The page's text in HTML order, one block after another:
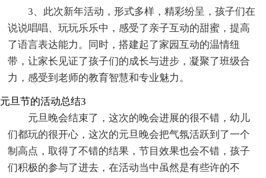
3、此次新年活动，形式多样，精彩纷呈，孩子们在
说说唱唱、玩玩乐乐中，感受了亲子互动的甜蜜，提高
了语言表达能力。同时，搭建起了家园互动的温情纽
带，让家长见证了孩子们的成长与进步，凝聚了班级合
力，感受到老师的教育智慧和专业魅力。
元旦节的活动总结3
元旦晚会结束了，这次的晚会进展的很不错，幼儿
们都玩的很开心，这次的元旦晚会把气氛活跃到了一个
制高点，取得了不错的结果，节目效果也会不错，孩子
们积极的参与了进去，在活动当中虽然是有些许的不